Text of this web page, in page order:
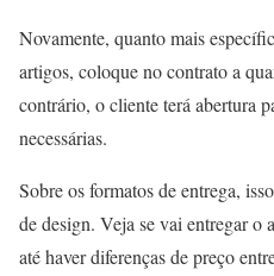
Novamente, quanto mais
artigos, coloque no contrato a
contrário, o cliente terá abertura
necessárias.
Sobre os formatos de entrega,
de design. Veja se vai entregar o
até haver diferenças de preço